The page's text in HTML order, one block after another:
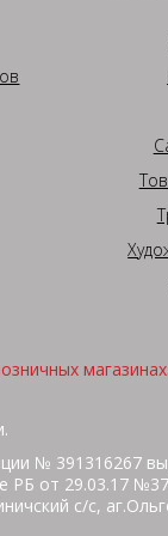
магазинах.
№ 391316267
РБ от 29.03.17
с/с,